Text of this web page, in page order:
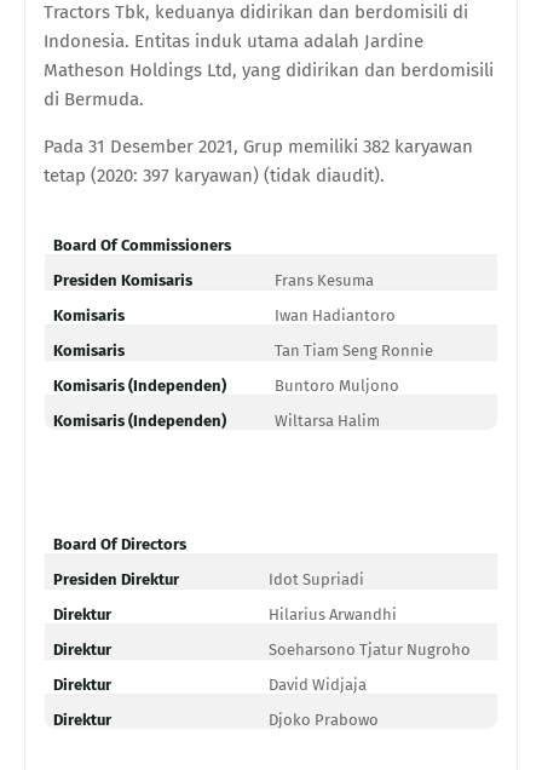
Tractors Tbk, keduanya didirikan dan berdomisili di
Indonesia. Entitas induk utama adalah Jardine
Matheson Holdings Ltd, yang didirikan dan berdomisili
di Bermuda.
Pada 31 Desember 2021, Grup memiliki 382 karyawan
tetap (2020: 397 karyawan) (tidak diaudit).
Board Of Commissioners
Presiden Komisaris
Frans Kesuma
Komisaris
Iwan Hadiantoro
Komisaris
Tan Tiam Seng Ronnie
Komisaris (Independen)
Buntoro Muljono
Komisaris (Independen)
Wiltarsa Halim
Board Of Directors
Presiden Direktur
Idot Supriadi
Direktur
Hilarius Arwandhi
Direktur
Soeharsono Tjatur Nugroho
Direktur
David Widjaja
Direktur
Djoko Prabowo